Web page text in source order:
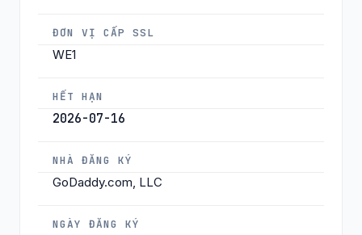
ĐƠN VỊ CẤP SSL
WE1
HẾT HẠN
2026-07-16
NHÀ ĐĂNG KÝ
GoDaddy.com, LLC
NGÀY ĐĂNG KÝ